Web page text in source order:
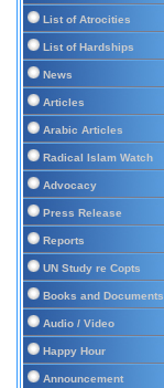
List of Atrocities
List of Hardships
News
Articles
Arabic Articles
Radical Islam Watch
Advocacy
Press Release
Reports
UN Study re Copts
Books and Documents
Audio / Video
Happy Hour
Announcement